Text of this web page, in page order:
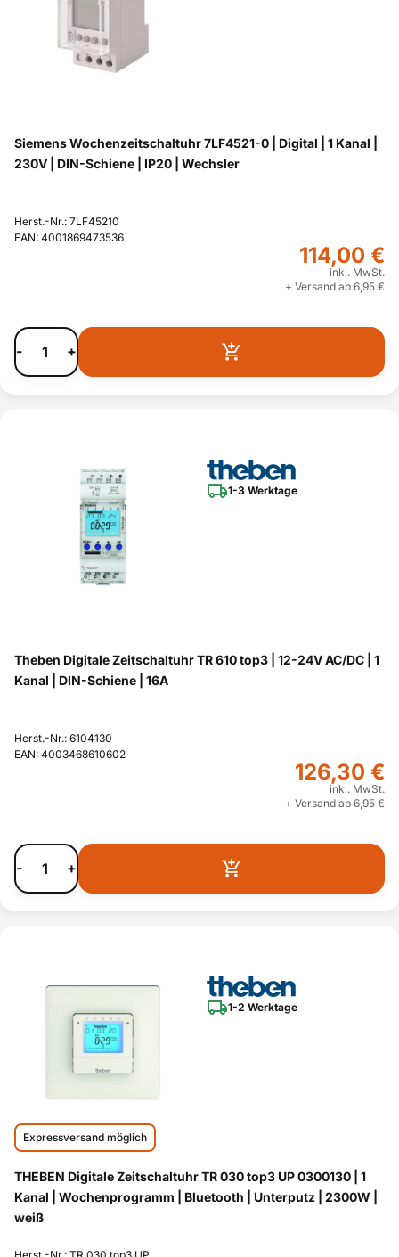
Siemens Wochenzeitschaltuhr 7LF4521-0 | Digital | 1 Kanal |
230V | DIN-Schiene | IP20 | Wechsler
Herst.-Nr.: 7LF45210
EAN: 4001869473536
114,00 €
inkl. MwSt.
+ Versand ab 6,95 €
- +
1-3 Werktage
Theben Digitale Zeitschaltuhr TR 610 top3 | 12-24V AC/DC | 1
Kanal | DIN-Schiene | 16A
Herst.-Nr.: 6104130
EAN: 4003468610602
126,30 €
inkl. MwSt.
+ Versand ab 6,95 €
- +
1-2 Werktage
Expressversand möglich
THEBEN Digitale Zeitschaltuhr TR 030 top3 UP 0300130 | 1
Kanal | Wochenprogramm | Bluetooth | Unterputz | 2300W |
weiß